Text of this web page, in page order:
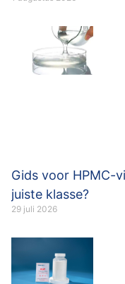
Gids voor HPMC-
juiste klasse?
29 juli 2026